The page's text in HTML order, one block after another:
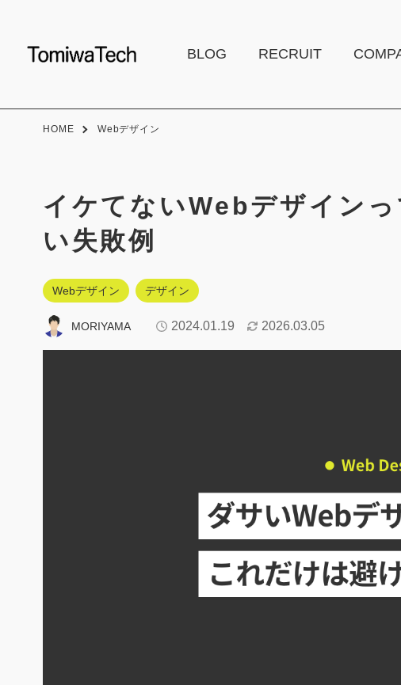
BLOG RECRUIT
HOME Webデザイン
イケてないWebデザイン
い失敗例
Webデザイン デザイン
MORIYAMA 2024.01.19 2026.03.05